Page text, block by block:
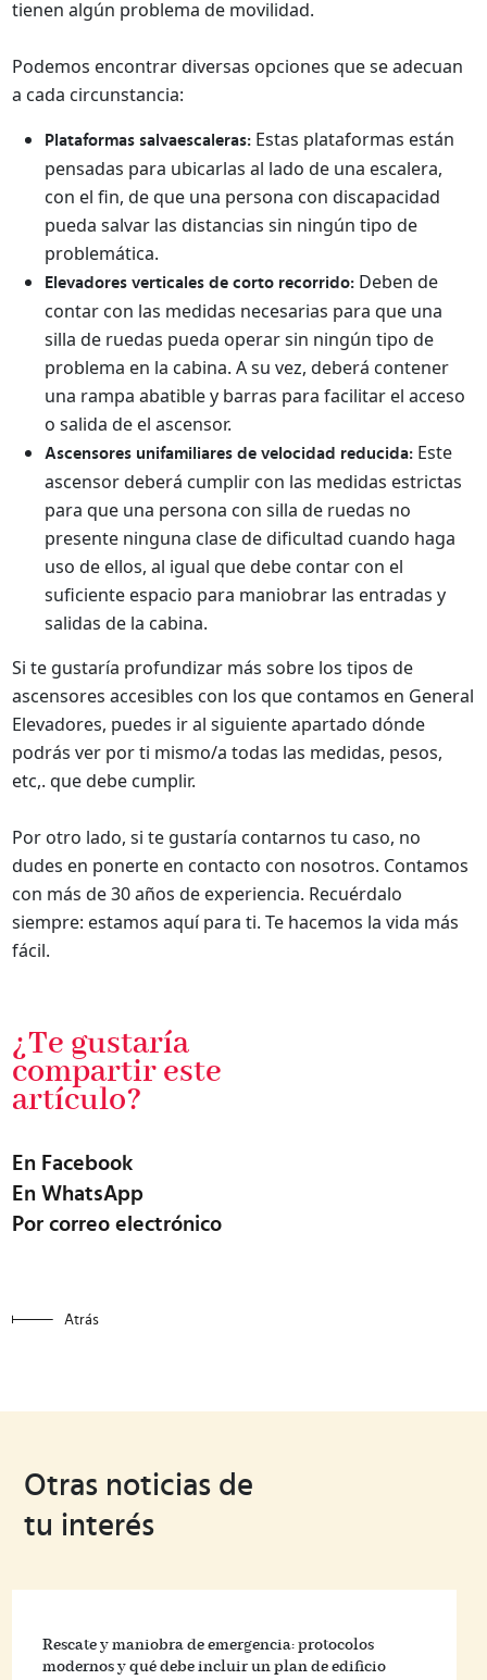
tienen algún problema de movilidad.
Podemos encontrar diversas opciones que se adecuan
a cada circunstancia:
Plataformas salvaescaleras: Estas plataformas están
pensadas para ubicarlas al lado de una escalera,
con el fin, de que una persona con discapacidad
pueda salvar las distancias sin ningún tipo de
problemática.
Elevadores verticales de corto recorrido: Deben de
contar con las medidas necesarias para que una
silla de ruedas pueda operar sin ningún tipo de
problema en la cabina. A su vez, deberá contener
una rampa abatible y barras para facilitar el acceso
o salida de el ascensor.
Ascensores unifamiliares de velocidad reducida: Este
ascensor deberá cumplir con las medidas estrictas
para que una persona con silla de ruedas no
presente ninguna clase de dificultad cuando haga
uso de ellos, al igual que debe contar con el
suficiente espacio para maniobrar las entradas y
salidas de la cabina.
Si te gustaría profundizar más sobre los tipos de
ascensores accesibles con los que contamos en General
Elevadores, puedes ir al siguiente apartado dónde
podrás ver por ti mismo/a todas las medidas, pesos,
etc,. que debe cumplir.
Por otro lado, si te gustaría contarnos tu caso, no
dudes en ponerte en contacto con nosotros. Contamos
con más de 30 años de experiencia. Recuérdalo
siempre: estamos aquí para ti. Te hacemos la vida más
fácil.
¿Te gustaría
compartir este
artículo?
En Facebook
En WhatsApp
Por correo electrónico
Atrás
Otras noticias de
tu interés
Rescate y maniobra de emergencia: protocolos
modernos y qué debe incluir un plan de edificio